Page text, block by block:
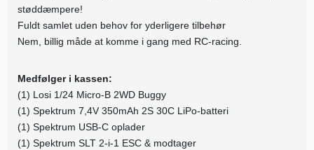
støddæmpere!
Fuldt samlet uden behov for yderligere tilbehør
Nem, billig måde at komme i gang med RC-racing.
Medfølger i kassen:
(1) Losi 1/24 Micro-B 2WD Buggy
(1) Spektrum 7,4V 350mAh 2S 30C LiPo-batteri
(1) Spektrum USB-C oplader
(1) Spektrum SLT 2-i-1 ESC & modtager